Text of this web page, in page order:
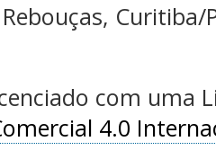
Curitiba/
com uma
4.0